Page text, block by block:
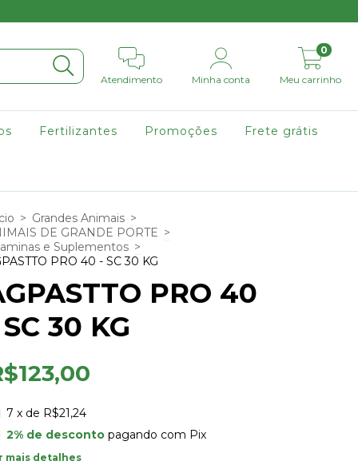
Atendimento Minha conta Meu carrinho
0
Fertilizantes Promoções Frete grátis
> Grandes Animais >
DE GRANDE PORTE >
e Suplementos >
PRO 40 - SC 30 KG
PRO 40
30 KG
7 x de R$21,24
2% de descontopagando com Pix
mais detalhes